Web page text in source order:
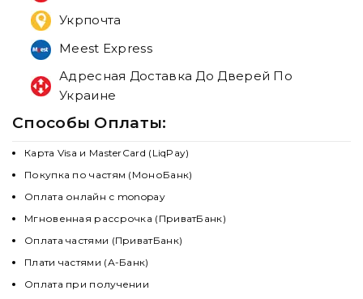
Укрпочта
Meest Express
Адресная Доставка До Дверей По
Украине
Способы Оплаты:
Карта Visa и MasterCard (LiqPay)
Покупка по частям (МоноБанк)
Оплата онлайн с monopay
Мгновенная рассрочка (ПриватБанк)
Оплата частями (ПриватБанк)
Плати частями (А-Банк)
Оплата при получении